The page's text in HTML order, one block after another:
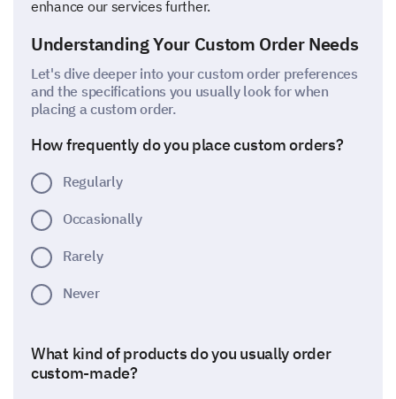
enhance our services further.
Understanding Your Custom Order Needs
Let's dive deeper into your custom order preferences
and the specifications you usually look for when
placing a custom order.
How frequently do you place custom orders?
Regularly
Occasionally
Rarely
Never
What kind of products do you usually order
custom-made?